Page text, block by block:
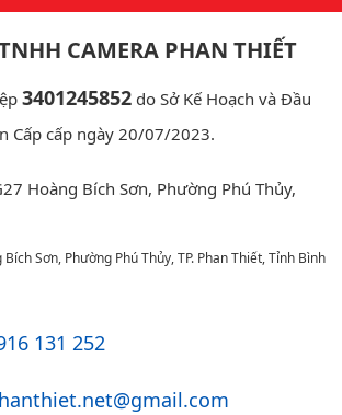
CAMERA PHAN THIẾT
3401245852 do Sở Kế Hoạch và Đầu
Cấp cấp ngày 20/07/2023.
Hoàng Bích Sơn, Phường Phú Thủy,
Sơn, Phường Phú Thủy, TP. Phan Thiết, Tỉnh Bình
131 252